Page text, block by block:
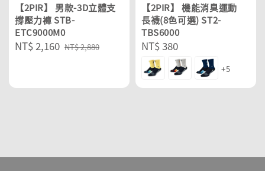
【2PIR】 男款-3D立體支
撐壓力褲 STB-
ETC9000M0
Sale
NT$ 2,160 Regular
NT$ 2,880
【2PIR】 機能消臭運動
長襪(8色可選) ST2-
TBS6000
Regular
price
NT$ 380
+5